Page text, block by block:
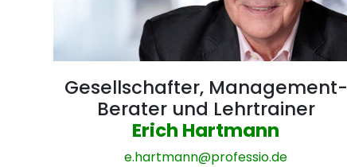
Gesellschafter, Management-
Berater und Lehrtrainer
Erich Hartmann
e.hartmann@professio.de